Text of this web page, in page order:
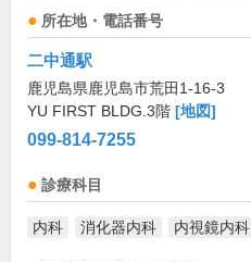
所在地・電話番号
二中通駅
鹿児島県鹿児島市荒田1-16-3
YU FIRST BLDG.3階 [地図]
099-814-7255
診療科目
内科 消化器内科 内視鏡内科